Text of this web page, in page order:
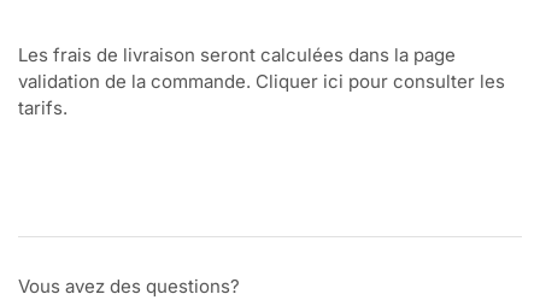
Les frais de livraison seront calculées dans la page
validation de la commande. Cliquer ici pour consulter les
tarifs.
Vous avez des questions?